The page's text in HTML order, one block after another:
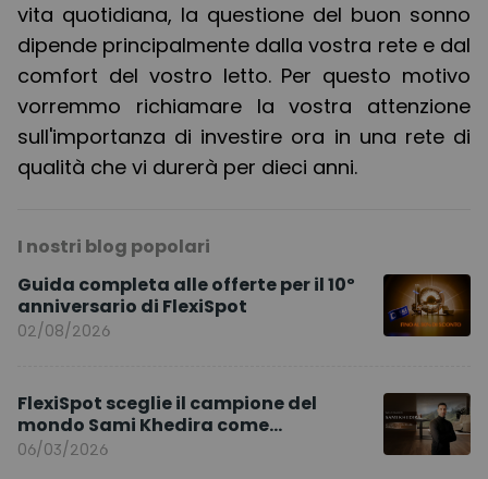
vita quotidiana, la questione del buon sonno
dipende principalmente dalla vostra rete e dal
comfort del vostro letto. Per questo motivo
vorremmo richiamare la vostra attenzione
sull'importanza di investire ora in una rete di
qualità che vi durerà per dieci anni.
I nostri blog popolari
Guida completa alle offerte per il 10º
anniversario di FlexiSpot
02/08/2026
FlexiSpot sceglie il campione del
mondo Sami Khedira come
ambasciatore del marchio per l’Europa
06/03/2026